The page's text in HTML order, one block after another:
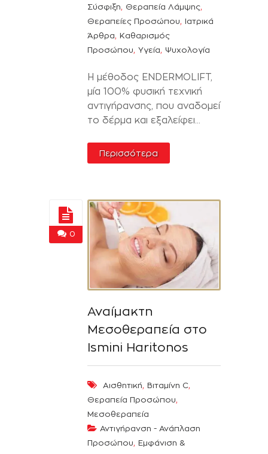
Σύσφιξη, Θεραπεία Λάμψης,
Θεραπείες Προσώπου, Ιατρικά
Άρθρα, Καθαρισμός
Προσώπου, Υγεία, Ψυχολογία
Η μέθοδος ENDERMOLIFT,
μία 100% φυσική τεχνική
αντιγήρανσης, που αναδομεί
το δέρμα και εξαλείφει...
Περισσότερα
0
Αναίμακτη
Μεσοθεραπεία στο
Ismini Haritonos
Αισθητική, Βιταμίνη C,
Θεραπεία Προσώπου,
Μεσοθεραπεία
Αντιγήρανση - Ανάπλαση
Προσώπου, Εμφάνιση &